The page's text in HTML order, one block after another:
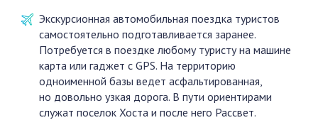
Экскурсионная автомобильная поездка туристов
самостоятельно подготавливается заранее.
Потребуется в поездке любому туристу на машине
карта или гаджет с GPS. На территорию
одноименной базы ведет асфальтированная,
но довольно узкая дорога. В пути ориентирами
служат поселок Хоста и после него Рассвет.